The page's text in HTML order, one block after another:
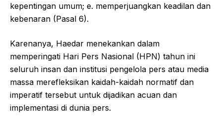
kepentingan umum; e. memperjuangkan keadilan dan
kebenaran (Pasal 6).
Karenanya, Haedar menekankan dalam
memperingati Hari Pers Nasional (HPN) tahun ini
seluruh insan dan institusi pengelola pers atau media
massa merefleksikan kaidah-kaidah normatif dan
imperatif tersebut untuk dijadikan acuan dan
implementasi di dunia pers.